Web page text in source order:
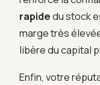
rapidedu stock
marge très
libère du capital
Enfin, votre